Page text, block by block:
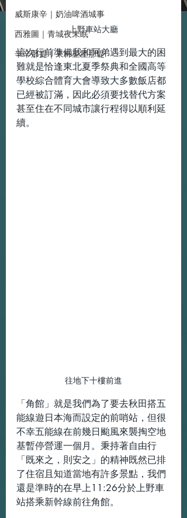
威斯康辛｜奶油啤酒城事
西雅圖｜青城夜未眠
辛辛那提｜來杯星星那堤
上野車站大廳
這次行前準備我和阿弟遇到最大的困
難就是恰逢東北夏季祭典和全國高等
學校綜合體育大會導致大多數飯店都
已經被訂滿，因此必須要找替代方案
甚至住在不同城市讓行程得以順利延
續。
往地下十樓前進
「角館」就是我們為了要去秋田搭五
能線遊日本海而設定的前哨站，但很
不幸五能線在前幾日颱風來襲掏空地
基暫停營運一個月。秉持著自由行
「既來之，則安之」的精神既然已排
了住宿且知道當地有許多景點，我們
還是準時的在早上11:26分於上野車
站搭乘新幹線前往角館。